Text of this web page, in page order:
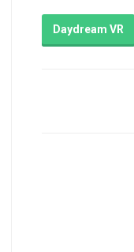
Daydream VR